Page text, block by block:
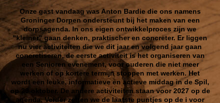
Onze gast vandaag was Anton Bardie die ons namens
Groninger Dorpen ondersteunt bij het maken van een
dorpsagenda. In ons eigen ontwikkelproces zijn we
"kleiner" gaan denken, praktischer en concreter. Er liggen
nu vier activiteiten die we dit jaar en volgend jaar gaan
concretiseren, de eerste activiteit is het organiseren van
een Senioren evenement, voor ouderen die niet meer
werken of op kortere termijn stoppen met werken. Het
wordt een leuke, informatieve en actieve middag in de Spil,
op 29 oktober. De andere activiteiten staan voor 2027 op de
agenda. Verder zetten we de laatste puntjes op de i voor